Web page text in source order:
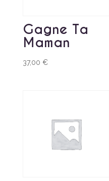
Gagne Ta
Maman
37,00 €